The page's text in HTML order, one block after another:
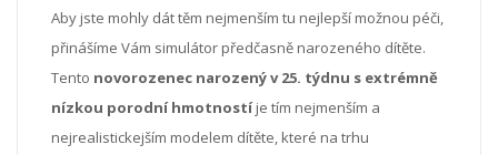
Aby jste mohly dát těm nejmenším tu nejlepší možnou péči,
přinášíme Vám simulátor předčasně narozeného dítěte.
Tento novorozenec narozený v 25. týdnu s extrémně
nízkou porodní hmotnostíje tím nejmenším a
nejrealistickejším modelem dítěte, které na trhu